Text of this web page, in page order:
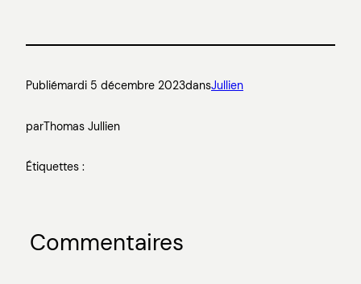
Publiémardi 5 décembre 2023dansJullien
parThomas Jullien
Étiquettes :
Commentaires